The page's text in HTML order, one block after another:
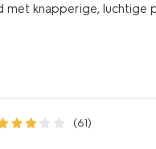
met knapperige, luchtige
(61)